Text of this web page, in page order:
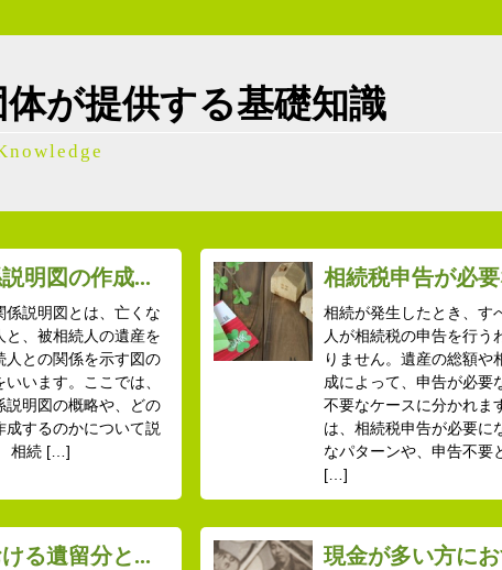
体が提供する基礎知識
明図の作成...
係説明図とは、亡くな
と、被相続人の遺産を
人との関係を示す図の
いいます。ここでは、
説明図の概略や、どの
成するのかについて説
相続 […]
相続税申告が必
相続が発生したとき、す
人が相続税の申告を行う
りません。遺産の総額や
成によって、申告が必要
不要なケースに分かれま
は、相続税申告が必要に
なパターンや、申告不要
[…]
る遺留分と... 現金が多い方に